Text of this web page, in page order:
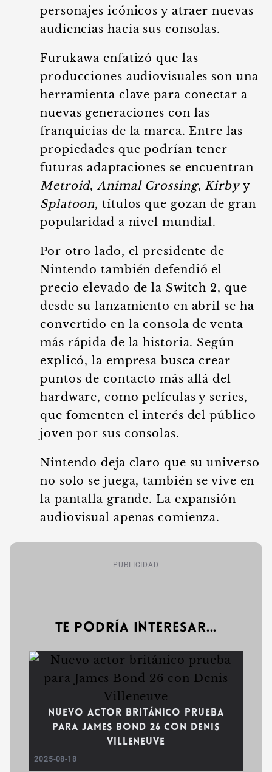
personajes icónicos y atraer nuevas
audiencias hacia sus consolas.
Furukawa enfatizó que las
producciones audiovisuales son una
herramienta clave para conectar a
nuevas generaciones con las
franquicias de la marca. Entre las
propiedades que podrían tener
futuras adaptaciones se encuentran
Metroid,Animal Crossing, Kirbyy
Splatoon, títulos que gozan de gran
popularidad a nivel mundial.
Por otro lado, el presidente de
Nintendo también defendió el
precio elevado de la Switch 2, que
desde su lanzamiento en abril se ha
convertido en la consola de venta
más rápida de la historia. Según
explicó, la empresa busca crear
puntos de contacto más allá del
hardware, como películas y series,
que fomenten el interés del público
joven por sus consolas.
Nintendo deja claro que su universo
no solo se juega, también se vive en
la pantalla grande. La expansión
audiovisual apenas comienza.
PUBLICIDAD
Te podría interesar...
Nuevo actor británico prueba
para James Bond 26 con Denis
Villeneuve
2025-08-18